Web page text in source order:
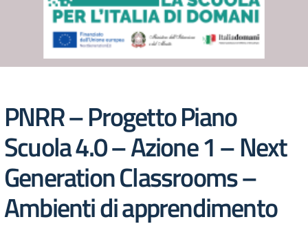
PNRR – Progetto Piano
Scuola 4.0 – Azione 1 – Next
Generation Classrooms –
Ambienti di apprendimento